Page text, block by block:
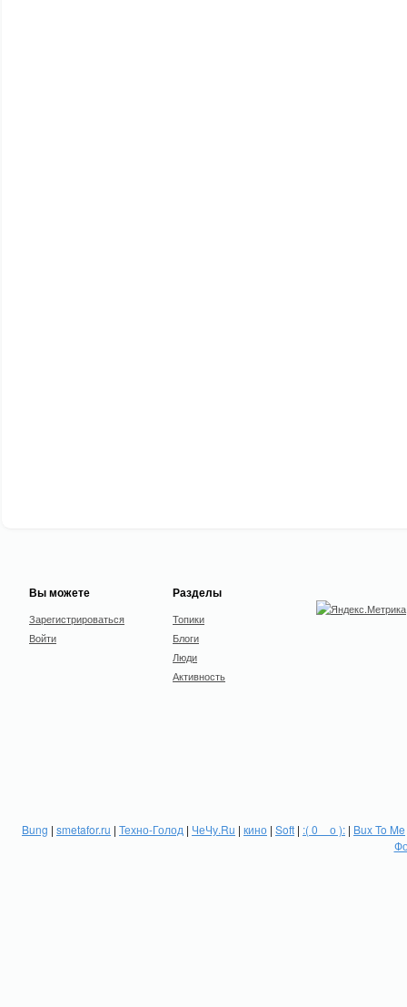
Вы можете
Зарегистрироваться
Войти
Разделы
Топики
Блоги
Люди
Активность
Bung | smetafor.ru | Техно-Голод | ЧеЧу.Ru | кино | Soft | :( 0 _ о ): | Bux To Me